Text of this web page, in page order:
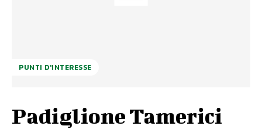
PUNTI D'INTERESSE
Padiglione Tamerici